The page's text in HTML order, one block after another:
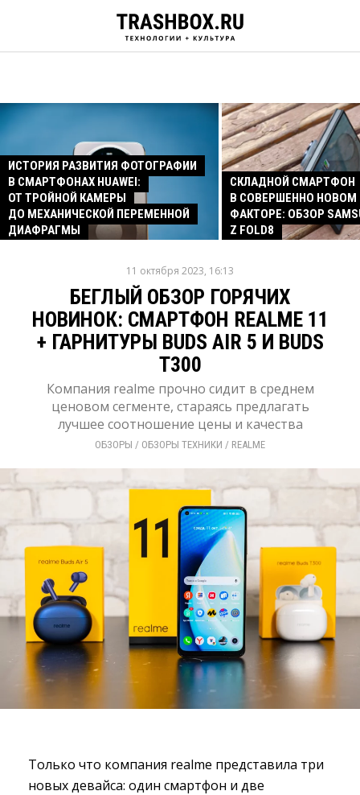
ИСТОРИЯ РАЗВИТИЯ ФОТОГРАФИИ
В СМАРТФОНАХ HUAWEI:
ОТ ТРОЙНОЙ КАМЕРЫ
ДО МЕХАНИЧЕСКОЙ ПЕРЕМЕННОЙ
ДИАФРАГМЫ
СКЛАДНОЙ СМАРТФОН
В СОВЕРШЕННО
ФАКТОРЕ: ОБЗОР
Z FOLD8
11 октября 2023, 16:13
БЕГЛЫЙ ОБЗОР ГОРЯЧИХ
НОВИНОК: СМАРТФОН REALME 11
+ ГАРНИТУРЫ BUDS AIR 5 И BUDS
T300
Компания realme прочно сидит в среднем
ценовом сегменте, стараясь предлагать
лучшее соотношение цены и качества
ОБЗОРЫ / ОБЗОРЫ ТЕХНИКИ / REALME
Только что компания realme представила три
новых девайса: один смартфон и две